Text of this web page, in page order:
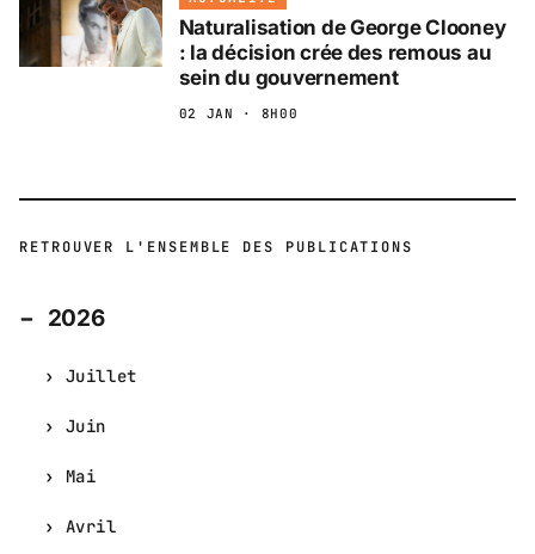
Naturalisation de George Clooney
: la décision crée des remous au
sein du gouvernement
02 JAN · 8H00
RETROUVER L'ENSEMBLE DES PUBLICATIONS
2026
Juillet
Juin
Mai
Avril